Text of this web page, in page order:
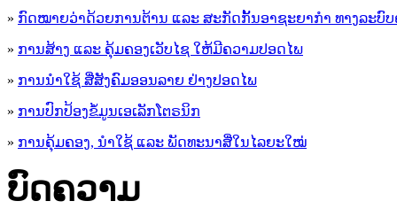
» ກົດໝາຍວ່າດ້ວຍການຕ້ານ ແລະ ສະກັດກັ້ນອາຊະຍາກຳ ທາງລະບົບ
» ການສ້າງ ແລະ ຄຸ້ມຄອງເວັບໄຊ ໃຫ້ມີຄວາມປອດໄພ
» ການນຳໃຊ້ ສື່ສັງຄົມອອນລາຍ ຢ່າງປອດໄພ
» ການ​ປົກ​ປ້ອງ​ຂໍ້​ມູນ​ເອ​ເລັກ​ໂຕ​ຣ​ນິກ
» ການຄຸ້ມຄອງ, ນໍາໃຊ້ ແລະ ພັດທະນາສື່ໃນໄລຍະໃໝ່
ບົດຄວາມ